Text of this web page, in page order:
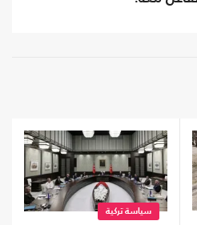
سياسة تركية